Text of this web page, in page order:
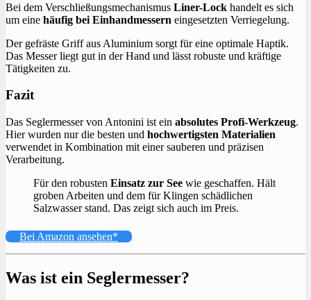
Bei dem Verschließungsmechanismus Liner-Lock handelt es sich
um eine häufig bei Einhandmessern eingesetzten Verriegelung.
Der gefräste Griff aus Aluminium sorgt für eine optimale Haptik.
Das Messer liegt gut in der Hand und lässt robuste und kräftige
Tätigkeiten zu.
Fazit
Das Seglermesser von Antonini ist ein absolutes Profi-Werkzeug.
Hier wurden nur die besten und hochwertigsten Materialien
verwendet in Kombination mit einer sauberen und präzisen
Verarbeitung.
Für den robusten Einsatz zur See wie geschaffen. Hält
groben Arbeiten und dem für Klingen schädlichen
Salzwasser stand. Das zeigt sich auch im Preis.
Bei Amazon ansehen*
Was ist ein Seglermesser?